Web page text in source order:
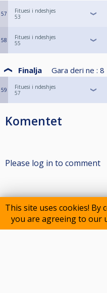
This site uses cookies!
you are agreeing to our
57
Fituesi i ndeshjes
53
58
Fituesi i ndeshjes
55
Finalja Gara deri ne : 8
59
Fituesi i ndeshjes
57
Komentet
Please log in to comment
Participants